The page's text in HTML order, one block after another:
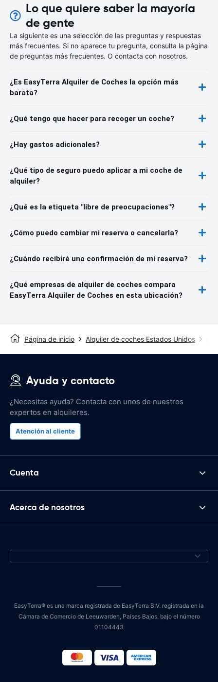
Lo que quiere saber la mayoría
de gente
La siguiente es una selección de las preguntas y respuestas
más frecuentes. Si no aparece tu pregunta, consulta la página
de preguntas más frecuentes. O contacta con nosotros.
¿Es EasyTerra Alquiler de Coches la opción más
barata?
¿Qué tengo que hacer para recoger un coche?
¿Hay gastos adicionales?
¿Qué tipo de seguro puedo aplicar a mi coche de
alquiler?
¿Qué es la etiqueta "libre de preocupaciones"?
¿Cómo puedo cambiar mi reserva o cancelarla?
¿Cuándo recibiré una confirmación de mi reserva?
¿Qué empresas de alquiler de coches compara
EasyTerra Alquiler de Coches en esta ubicación?
Página de inicio Alquiler de coches Estados Unidos
Ayuda y contacto
¿Necesitas ayuda? Contacta con unos de nuestros
expertos en alquileres.
Atención al cliente
Cuenta
Acerca de nosotros
EasyTerra® es una marca registrada de EasyTerra B.V. registrada en la
Cámara de Comercio de Leeuwarden, Países Bajos, bajo el número
01104443